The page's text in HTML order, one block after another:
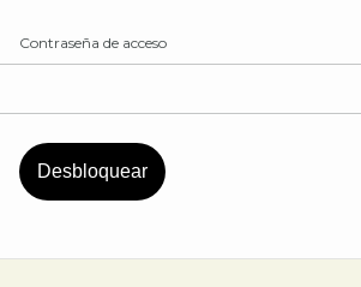
Contraseña de acceso
Desbloquear